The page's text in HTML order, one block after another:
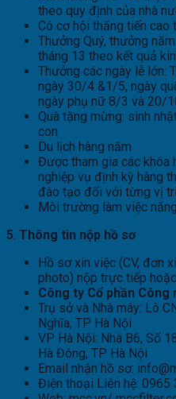
theo quy định của nhà
Có cơ hội thăng tiến cao
Thưởng Quý, thưởng
tháng 13 theo kết quả
Thưởng các ngày lễ lớn:
ngày 30/4 &1/5, ngày
ngày phụ nữ 8/3 và 20/
Quà tặng mừng: sinh
con
Du lịch hàng năm
Được tham gia các khóa
nghiệp vụ định kỳ hàng
đào tạo đối với từng vị
Môi trường làm việc
5. Thông tin nộp hồ sơ
Hồ sơ xin việc (CV, đơn
photo) nộp trực tiếp
Công ty Cổ phần Công
Trụ sở và Nhà máy: Lô
Nghĩa, TP Hà Nội
VP Hà Nội: Nhà B6, Số
Hà Đông, TP Hà Nội
Email nhận hồ sơ:
Điện thoại Liên hệ: 0965